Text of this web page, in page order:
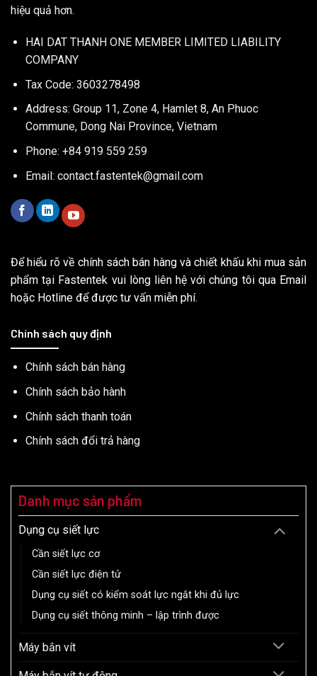
hiệu quả hơn.
HAI DAT THANH ONE MEMBER LIMITED LIABILITY
COMPANY
Tax Code: 3603278498
Address: Group 11, Zone 4, Hamlet 8, An Phuoc
Commune, Dong Nai Province, Vietnam
Phone: +84 919 559 259
Email: contact.fastentek@gmail.com
Để hiểu rõ về chính sách bán hàng và chiết khấu khi mua sản
phẩm tại Fastentek vui lòng liên hệ với chúng tôi qua Email
hoặc Hotline để được tư vấn miễn phí.
Chính sách quy định
Chính sách bán hàng
Chính sách bảo hành
Chính sách thanh toán
Chính sách đổi trả hàng
Danh mục sản phẩm
Dụng cụ siết lực
Cần siết lực cơ
Cần siết lực điện tử
Dụng cụ siết có kiểm soát lực ngắt khi đủ lực
Dụng cụ siết thông minh – lập trình được
Máy bắn vít